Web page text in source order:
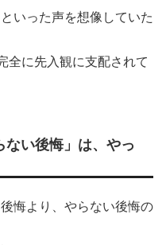
いった声を想像していた
全に先入観に支配されて
ない後悔」は、やっ
悔より、やらない後悔の